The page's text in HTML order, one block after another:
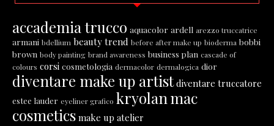
accademia trucco aquacolor ardell arezzo truccatrice
armani bdellium beauty trend before after make up bioderma bobbi
brown body painting brand awareness business plan cascade of
colours corsi cosmetologia dermacolor dermalogica dior
diventare make up artist diventare truccatore
estee lauder eyeliner grafico kryolanmac
cosmetics make up atelier